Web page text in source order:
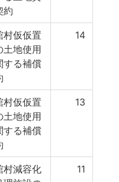
約
村仮仮置
土地使用
する補償
14
村仮仮置
土地使用
する補償
13
村減容化
11